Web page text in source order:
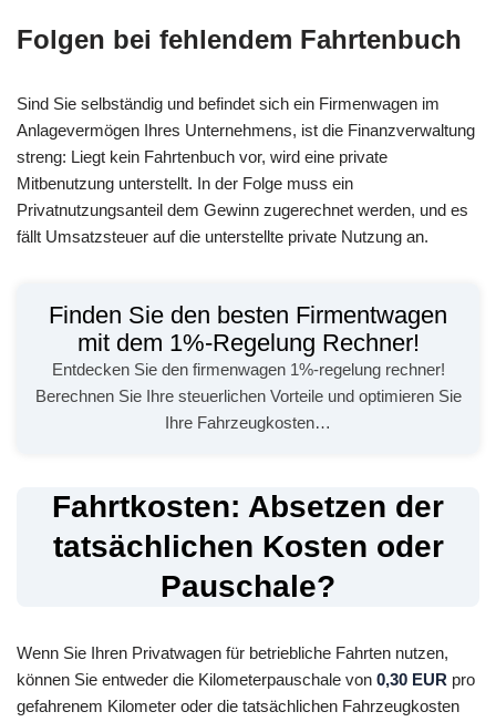
Folgen bei fehlendem Fahrtenbuch
Sind Sie selbständig und befindet sich ein Firmenwagen im
Anlagevermögen Ihres Unternehmens, ist die Finanzverwaltung
streng: Liegt kein Fahrtenbuch vor, wird eine private
Mitbenutzung unterstellt. In der Folge muss ein
Privatnutzungsanteil dem Gewinn zugerechnet werden, und es
fällt Umsatzsteuer auf die unterstellte private Nutzung an.
Finden Sie den besten Firmentwagen
mit dem 1%-Regelung Rechner!
Entdecken Sie den firmenwagen 1%-regelung rechner!
Berechnen Sie Ihre steuerlichen Vorteile und optimieren Sie
Ihre Fahrzeugkosten…
Fahrtkosten: Absetzen der
tatsächlichen Kosten oder
Pauschale?
Wenn Sie Ihren Privatwagen für betriebliche Fahrten nutzen,
können Sie entweder die Kilometerpauschale von 0,30 EUR pro
gefahrenem Kilometer oder die tatsächlichen Fahrzeugkosten